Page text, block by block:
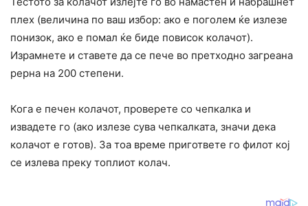
плех (величина по ваш избор: ако е поголем ќе излезе
понизок, ако е помал ќе биде повисок колачот).
Израмнете и ставете да се пече во претходно загреана
рерна на 200 степени.
Кога е печен колачот, проверете со чепкалка и
извадете го (ако излезе сува чепкалката, значи дека
колачот е готов). За тоа време пригответе го филот кој
се излева преку топлиот колач.